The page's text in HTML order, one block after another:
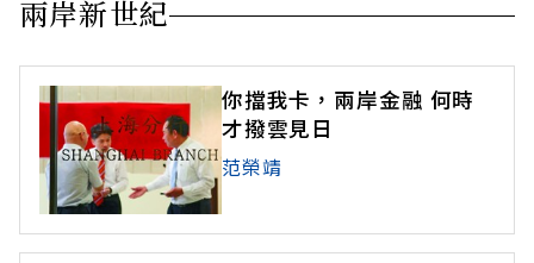
兩岸新世紀
你擋我卡，兩岸金融 何時
才撥雲見日
范榮靖